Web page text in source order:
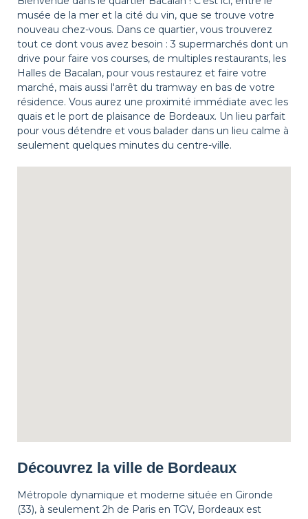
musée de la mer et la cité du vin, que se trouve votre
nouveau chez-vous. Dans ce quartier, vous trouverez
tout ce dont vous avez besoin : 3 supermarchés dont un
drive pour faire vos courses, de multiples restaurants, les
Halles de Bacalan, pour vous restaurez et faire votre
marché, mais aussi l'arrêt du tramway en bas de votre
résidence. Vous aurez une proximité immédiate avec les
quais et le port de plaisance de Bordeaux. Un lieu parfait
pour vous détendre et vous balader dans un lieu calme à
seulement quelques minutes du centre-ville.
Découvrez la ville de Bordeaux
Métropole dynamique et moderne située en Gironde
(33), à seulement 2h de Paris en TGV, Bordeaux est